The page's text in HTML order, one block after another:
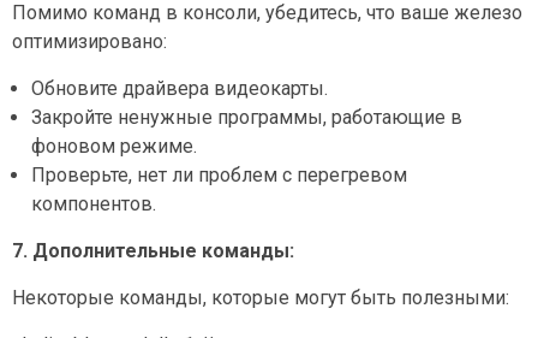
Помимо команд в консоли, убедитесь, что ваше железо
оптимизировано:
Обновите драйвера видеокарты.
Закройте ненужные программы, работающие в
фоновом режиме.
Проверьте, нет ли проблем с перегревом
компонентов.
7. Дополнительные команды:
Некоторые команды, которые могут быть полезными: